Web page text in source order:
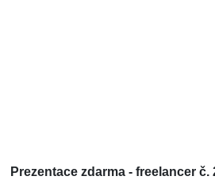
Prezentace zdarma - freelancer č.